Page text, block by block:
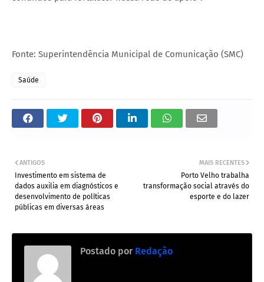
Fonte: Superintendência Municipal de Comunicação (SMC)
Saúde
MAIS RECENTES
Porto Velho trabalha
transformação social através do
esporte e do lazer
ANTIGOS
Investimento em sistema de
dados auxilia em diagnósticos e
desenvolvimento de políticas
públicas em diversas áreas
Postado por Redação